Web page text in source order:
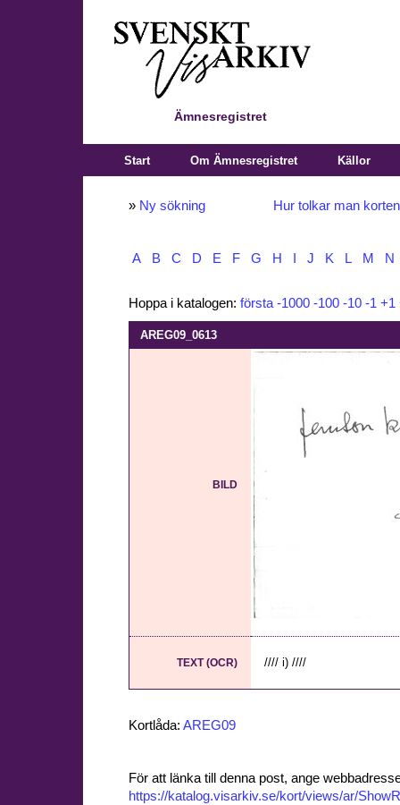
Ämnesregistret
Start Om Ämnesregistret Källor
» Ny sökning Hur tolkar man
A B C D E F G H J K L M N
Hoppa i katalogen: första -1000 -100 -10 -1 +1
AREG09_0613
BILD
TEXT (OCR) //// i) ////
Kortlåda: AREG09
För att länka till denna post, ange
https://katalog.visarkiv.se/kort/views/ar/